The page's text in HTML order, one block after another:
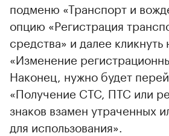
подменю «Транспорт и
опцию «Регистрация
средства» и далее кликнуть
«Изменение
Наконец, нужно будет
«Получение СТС, ПТС или
знаков взамен утраченных
для использования».